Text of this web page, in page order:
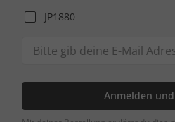
JP1880
Anmelden